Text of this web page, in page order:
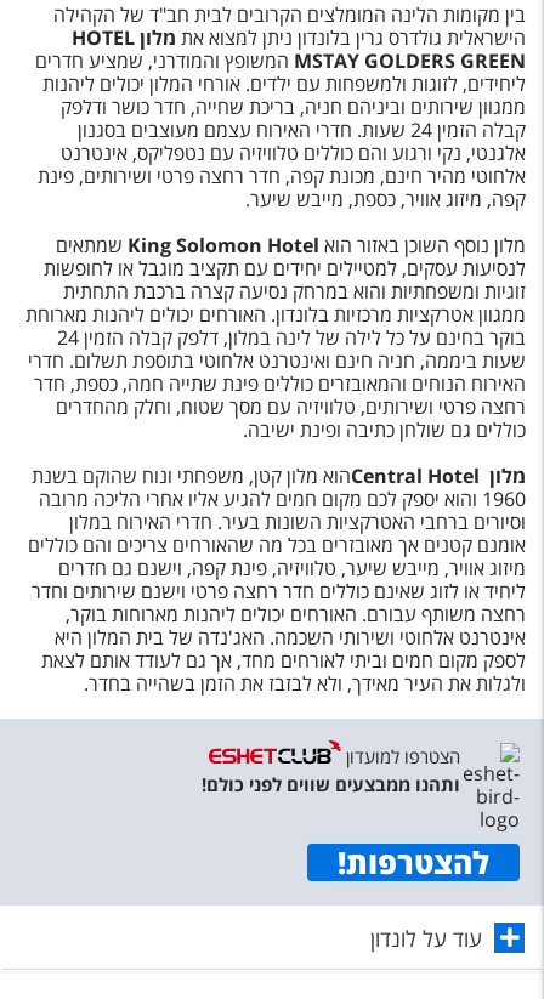
Русский
קרוז
מגזין אשת
שירות לקוחות
תקנון
נגישות
עקבו אחרינו
בין מקומות הלינה המומלצים הקרובים לבית חב"ד של הקהילה
הישראלית גולדרס גרין בלונדון ניתן למצוא את מלוןHOTEL
MSTAY GOLDERS GREEN המשופץ והמודרני, שמציע חדרים
ליחידים, לזוגות ולמשפחות עם ילדים. אורחי המלון יכולים ליהנות
ממגוון שירותים וביניהם חניה, בריכת שחייה, חדר כושר ודלפק
קבלה הזמין 24 שעות. חדרי האירוח עצמם מעוצבים בסגנון
אלגנטי, נקי ורגוע והם כוללים טלוויזיה עם נטפליקס, אינטרנט
אלחוטי מהיר חינם, מכונת קפה, חדר רחצה פרטי ושירותים, פינת
קפה, מיזוג אוויר, כספת, מייבש שיער.
מלון נוסף השוכן באזור הוא King Solomon Hotel שמתאים
לנסיעות עסקים, למטיילים יחידים עם תקציב מוגבל או לחופשות
זוגיות ומשפחתיות והוא במרחק נסיעה קצרה ברכבת התחתית
ממגוון אטרקציות מרכזיות בלונדון. האורחים יכולים ליהנות מארוחת
בוקר בחינם על כל לילה של לינה במלון, דלפק קבלה הזמין 24
שעות ביממה, חניה חינם ואינטרנט אלחוטי בתוספת תשלום. חדרי
האירוח הנוחים והמאובזרים כוללים פינת שתייה חמה, כספת, חדר
רחצה פרטי ושירותים, טלוויזיה עם מסך שטוח, וחלק מהחדרים
כוללים גם שולחן כתיבה ופינת ישיבה.
מלון
הוא מלון קטן, משפחתי ונוח שהוקם בשנת
1960 והוא יספק לכם מקום חמים להגיע אליו אחרי הליכה מרובה
וסיורים ברחבי האטרקציות השונות בעיר. חדרי האירוח במלון
אומנם קטנים אך מאובזרים בכל מה שהאורחים צריכים והם כוללים
מיזוג אוויר, מייבש שיער, טלוויזיה, פינת קפה, וישנם גם חדרים
ליחיד או לזוג שאינם כוללים חדר רחצה פרטי וישנם שירותים וחדר
רחצה משותף עבורם. האורחים יכולים ליהנות מארוחות בוקר,
אינטרנט אלחוטי ושירותי השכמה. האג'נדה של בית המלון היא
לספק מקום חמים וביתי לאורחים מחד, אך גם לעודד אותם לצאת
ולגלות את העיר מאידך, ולא לבזבז את הזמן בשהייה בחדר.
הצטרפו למועדון
ותהנו ממבצעים שווים לפני כולם!
להצטרפות!
עוד על לונדון